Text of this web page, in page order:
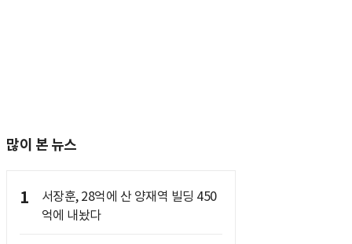
많이 본 뉴스
1
서장훈, 28억에 산 양재역 빌딩 450
억에 내놨다